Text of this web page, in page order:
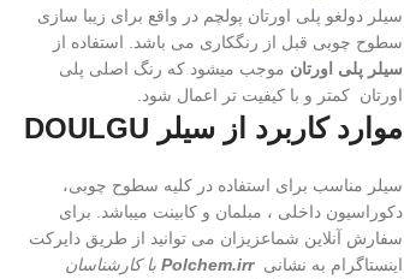
سیلر دولغو پلی اورتان پولچم در واقع برای زیبا سازی
سطوح چوبی قبل از رنگکاری می باشد. استفاده از
سیلر پلی اورتان موجب میشود که رنگ اصلی پلی
اورتان کمتر و با کیفیت تر اعمال شود.
موارد کاربرد از سیلر DOULGU
سیلر مناسب برای استفاده در کلیه سطوح چوبی،
دکوراسیون داخلی ، مبلمان و کابینت میباشد. برای
سفارش آنلاین شماعزیزان می توانید از طریق دایرکت
اینستاگرام به نشانیPolchem.irrبا کارشناسان